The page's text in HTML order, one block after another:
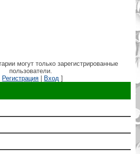
могут только зарегистрированные
пользователи.
Регистрация | Вход ]